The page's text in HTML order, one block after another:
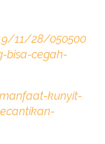
11/28/050500
bisa-cegah-
kunyit-